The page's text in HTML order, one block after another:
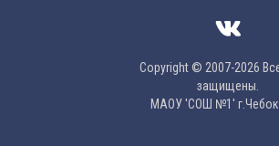
Copyright © 2007-2026
защищены.
МAОУ 'CОШ №1'